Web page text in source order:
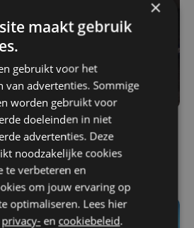
in woning in Sint-
×
maakt gebruik
gebruikt voor het
van advertenties. Sommige
worden gebruikt voor
doeleinden in niet
advertenties. Deze
noodzakelijke cookies
te verbeteren en
om jouw ervaring op
optimaliseren. Lees hier
privacy- en cookiebeleid.